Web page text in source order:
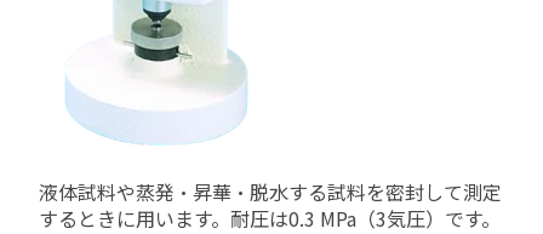
液体試料や蒸発・昇華・脱水する試料を密封して測定
するときに用います。耐圧は0.3 MPa （3気圧）です。